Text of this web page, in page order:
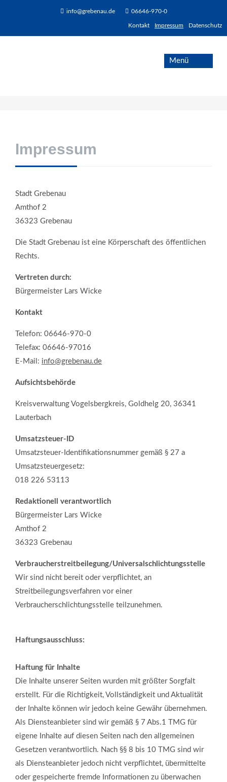
info@grebenau.de 06646-970-0
Kontakt Impressum Datenschutz
Impressum
Stadt Grebenau
Amthof 2
36323 Grebenau
Die Stadt Grebenau ist eine Körperschaft des öffentlichen
Rechts.
Vertreten durch:
Bürgermeister Lars Wicke
Kontakt
Telefon: 06646-970-0
Telefax: 06646-97016
E-Mail: info@grebenau.de
Aufsichtsbehörde
Kreisverwaltung Vogelsbergkreis, Goldhelg 20, 36341
Lauterbach
Umsatzsteuer-ID
Umsatzsteuer-Identifikationsnummer gemäß § 27 a
Umsatzsteuergesetz:
018 226 53113
Redaktionell verantwortlich
Bürgermeister Lars Wicke
Amthof 2
36323 Grebenau
Verbraucherstreitbeilegung/Universalschlichtungsstelle
Wir sind nicht bereit oder verpflichtet, an
Streitbeilegungsverfahren vor einer
Verbraucherschlichtungsstelle teilzunehmen.
Haftungsausschluss:
Haftung für Inhalte
Die Inhalte unserer Seiten wurden mit größter Sorgfalt
erstellt. Für die Richtigkeit, Vollständigkeit und Aktualität
der Inhalte können wir jedoch keine Gewähr übernehmen.
Als Diensteanbieter sind wir gemäß § 7 Abs.1 TMG für
eigene Inhalte auf diesen Seiten nach den allgemeinen
Gesetzen verantwortlich. Nach §§ 8 bis 10 TMG sind wir
als Diensteanbieter jedoch nicht verpflichtet, übermittelte
oder gespeicherte fremde Informationen zu überwachen